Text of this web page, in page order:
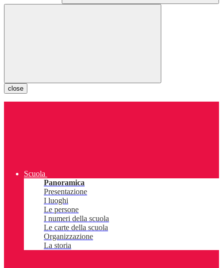
close
Scuola
Panoramica
Presentazione
I luoghi
Le persone
I numeri della scuola
Le carte della scuola
Organizzazione
La storia